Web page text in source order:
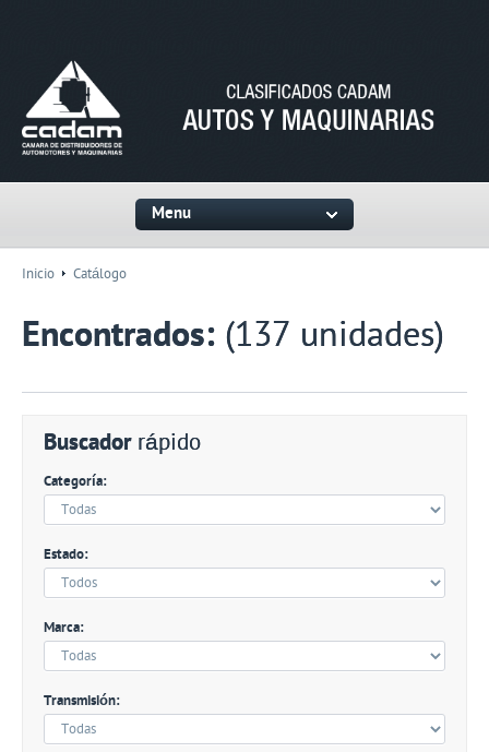
Menu
Inicio Catálogo
Encontrados: (137 unidades)
Buscadorrápido
Categoría:
Estado:
Marca:
Transmisión: